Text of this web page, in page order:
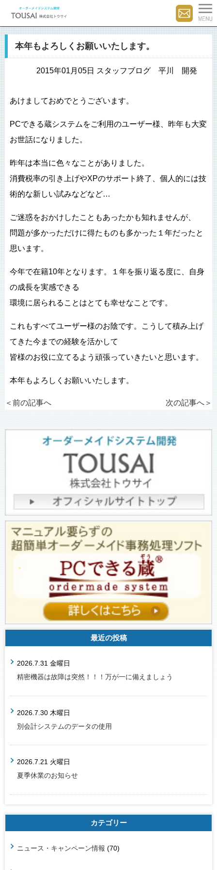
本年もよろしくお願いいたします。
2015年01月05日 スタッフブログ 平川 開発
あけましておめでとうございます。
PCできる蔵システムをご利用のユーザー様、昨年も大変
お世話になりました。
昨年は本当に色々なことがありました。
消費税率の引き上げやXPのサポート終了、個人的には技
術的な新しい試みなどなど…
ご迷惑をおかけしたこともあったかも知れませんが、
問題が多かっただけに得たものも多かった１年だったと
思います。
今年で在籍10年となります。１年を振り返る度に、自身
の成長を実感できる
環境に居られることはとても幸せなことです。
これもすべてユーザー様のお陰です。こうして積み上げ
てきた今までの経験を活かして
皆様のお役に立てるよう頑張っていきたいと思います。
本年もよろしくお願いいたします。
＜前の記事へ 次の記事へ ＞
最近の投稿
2026.7.31 金曜日
精密機器は故障は突然！！！万が一に備えましょう
2026.7.30 木曜日
別会計システムのデータの使用
2026.7.21 火曜日
夏季休業のお知らせ
カテゴリー
ニュース・キャンペーン情報 (70)